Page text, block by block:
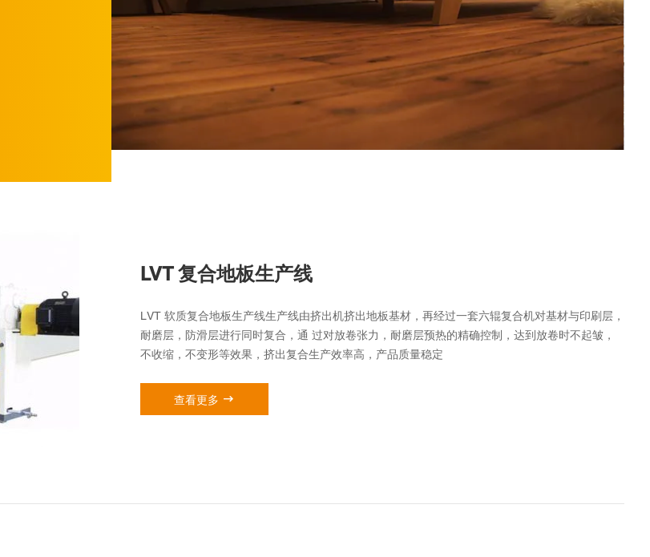
LVT 复合地板生产线
LVT 软质复合地板生产线生产线由挤出机挤出地板基材，再经过一套六辊复合机对基材与印刷层，
耐磨层，防滑层进行同时复合，通 过对放卷张力，耐磨层预热的精确控制，达到放卷时不起皱，
不收缩，不变形等效果，挤出复合生产效率高，产品质量稳定
查看更多 